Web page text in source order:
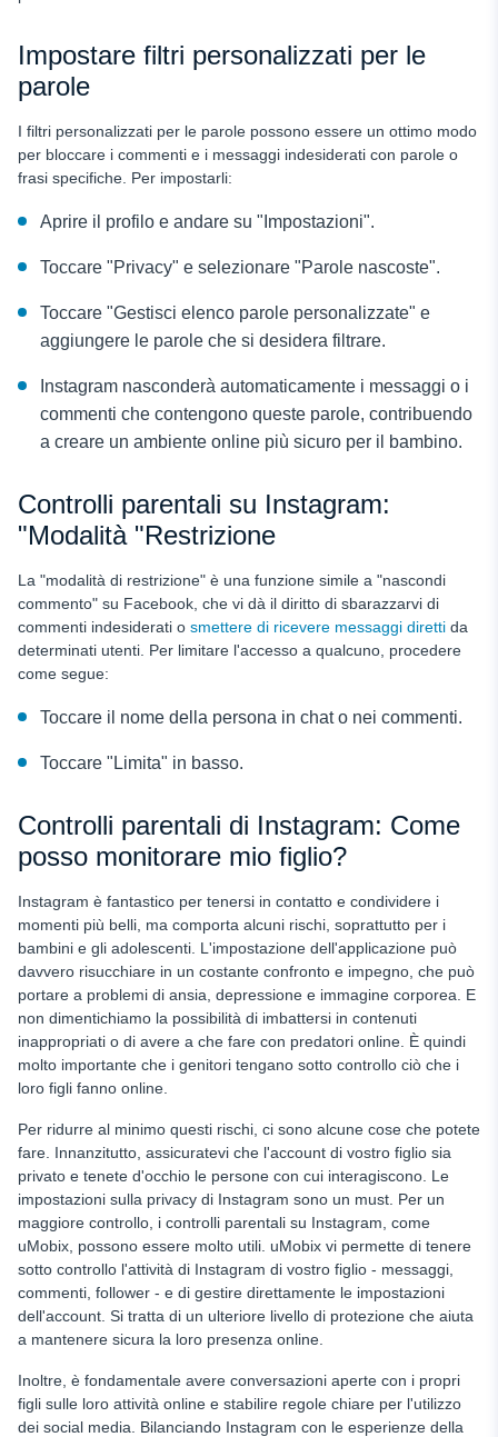
Impostare filtri personalizzati per le
parole
I filtri personalizzati per le parole possono essere un ottimo modo
per bloccare i commenti e i messaggi indesiderati con parole o
frasi specifiche. Per impostarli:
Aprire il profilo e andare su "Impostazioni".
Toccare "Privacy" e selezionare "Parole nascoste".
Toccare "Gestisci elenco parole personalizzate" e
aggiungere le parole che si desidera filtrare.
Instagram nasconderà automaticamente i messaggi o i
commenti che contengono queste parole, contribuendo
a creare un ambiente online più sicuro per il bambino.
Controlli parentali su Instagram:
"Modalità "Restrizione
La "modalità di restrizione" è una funzione simile a "nascondi
commento" su Facebook, che vi dà il diritto di sbarazzarvi di
commenti indesiderati o smettere di ricevere messaggi diretti da
determinati utenti. Per limitare l'accesso a qualcuno, procedere
come segue:
Toccare il nome della persona in chat o nei commenti.
Toccare "Limita" in basso.
Controlli parentali di Instagram: Come
posso monitorare mio figlio?
Instagram è fantastico per tenersi in contatto e condividere i
momenti più belli, ma comporta alcuni rischi, soprattutto per i
bambini e gli adolescenti. L'impostazione dell'applicazione può
davvero risucchiare in un costante confronto e impegno, che può
portare a problemi di ansia, depressione e immagine corporea. E
non dimentichiamo la possibilità di imbattersi in contenuti
inappropriati o di avere a che fare con predatori online. È quindi
molto importante che i genitori tengano sotto controllo ciò che i
loro figli fanno online.
Per ridurre al minimo questi rischi, ci sono alcune cose che potete
fare. Innanzitutto, assicuratevi che l'account di vostro figlio sia
privato e tenete d'occhio le persone con cui interagiscono. Le
impostazioni sulla privacy di Instagram sono un must. Per un
maggiore controllo, i controlli parentali su Instagram, come
uMobix, possono essere molto utili. uMobix vi permette di tenere
sotto controllo l'attività di Instagram di vostro figlio - messaggi,
commenti, follower - e di gestire direttamente le impostazioni
dell'account. Si tratta di un ulteriore livello di protezione che aiuta
a mantenere sicura la loro presenza online.
Inoltre, è fondamentale avere conversazioni aperte con i propri
figli sulle loro attività online e stabilire regole chiare per l'utilizzo
dei social media. Bilanciando Instagram con le esperienze della